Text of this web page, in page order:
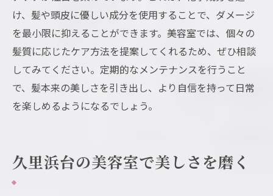
け、髪や頭皮に優しい成分を使用することで、ダメージ
を最小限に抑えることができます。美容室では、個々の
髪質に応じたケア方法を提案してくれるため、ぜひ相談
してみてください。定期的なメンテナンスを行うこと
で、髪本来の美しさを引き出し、より自信を持って日常
を楽しめるようになるでしょう。
久里浜台の美容室で美しさを磨く